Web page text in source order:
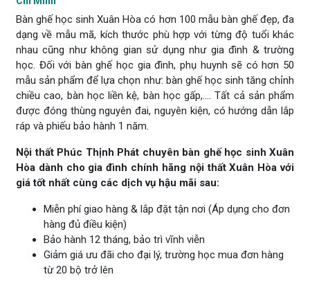
Bàn ghế học sinh Xuân Hòa có hơn 100 mẫu bàn ghế đẹp, đa
dạng về mẫu mã, kích thước phù hợp với từng độ tuổi khác
nhau cũng như không gian sử dụng như gia đình & trường
học. Đối với bàn ghế học gia đình, phụ huynh sẽ có hơn 50
mẫu sản phẩm để lựa chọn như: bàn ghế học sinh tăng chỉnh
chiều cao, bàn học liền kệ, bàn học gấp,.... Tất cả sản phẩm
được đóng thùng nguyên đai, nguyên kiện, có hướng dẫn lắp
ráp và phiếu bảo hành 1 năm.
Nội thất Phúc Thịnh Phát chuyên bàn ghế học sinh Xuân
Hòa dành cho gia đình chính hãng nội thất Xuân Hòa với
giá tốt nhất cùng các dịch vụ hậu mãi sau:
Miễn phí giao hàng & lắp đặt tận nơi (Áp dụng cho đơn
hàng đủ điều kiện)
Bảo hành 12 tháng, bảo trì vĩnh viễn
Giảm giá ưu đãi cho đại lý, trường học mua đơn hàng
từ 20 bộ trở lên